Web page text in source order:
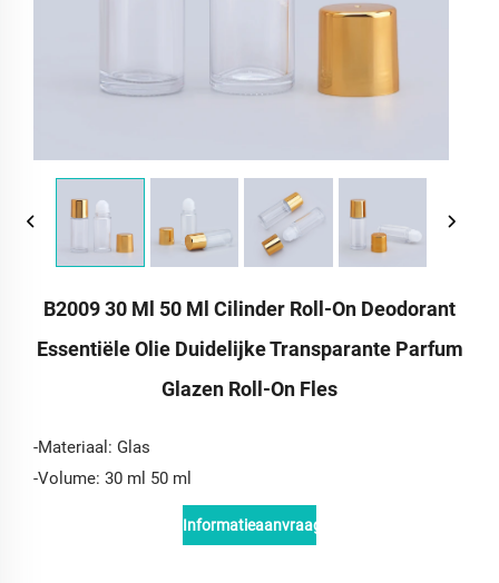
B2009 30 Ml 50 Ml Cilinder Roll-On Deodorant
Essentiële Olie Duidelijke Transparante Parfum
Glazen Roll-On Fles
-Materiaal: Glas
-Volume: 30 ml 50 ml
Informatieaanvraag